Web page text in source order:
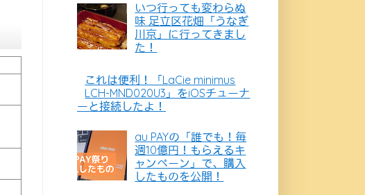
いつ行っても変わらぬ
味 足立区花畑「うなぎ
川京」に行ってきまし
た！
これは便利！「LaCie minimus
LCH-MND020U3」をiOSチューナ
ーと接続したよ！
au PAYの「誰でも！毎
週10億円！もらえるキ
ャンペーン」で、購入
したものを公開！